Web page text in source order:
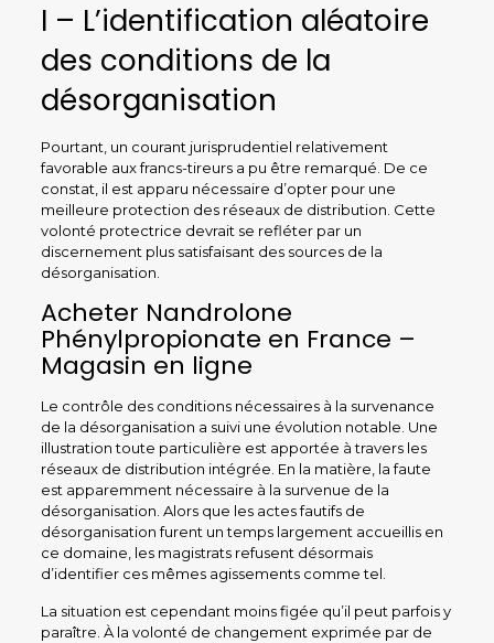
I – L’identification aléatoire
des conditions de la
désorganisation
Pourtant, un courant jurisprudentiel relativement
favorable aux francs-tireurs a pu être remarqué. De ce
constat, il est apparu nécessaire d’opter pour une
meilleure protection des réseaux de distribution. Cette
volonté protectrice devrait se refléter par un
discernement plus satisfaisant des sources de la
désorganisation.
Acheter Nandrolone
Phénylpropionate en France –
Magasin en ligne
Le contrôle des conditions nécessaires à la survenance
de la désorganisation a suivi une évolution notable. Une
illustration toute particulière est apportée à travers les
réseaux de distribution intégrée. En la matière, la faute
est apparemment nécessaire à la survenue de la
désorganisation. Alors que les actes fautifs de
désorganisation furent un temps largement accueillis en
ce domaine, les magistrats refusent désormais
d’identifier ces mêmes agissements comme tel.
La situation est cependant moins figée qu’il peut parfois y
paraître. À la volonté de changement exprimée par de